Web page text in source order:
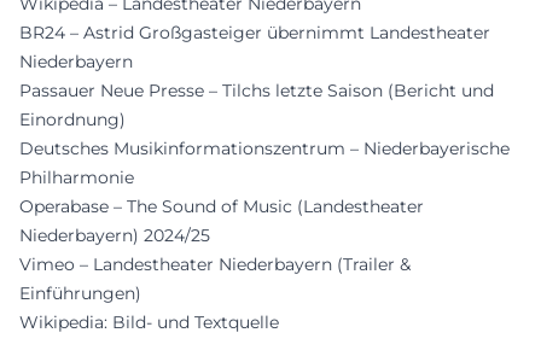
BR24 – Astrid Großgasteiger übernimmt Landestheater
Niederbayern
Passauer Neue Presse – Tilchs letzte Saison (Bericht und
Einordnung)
Deutsches Musikinformationszentrum – Niederbayerische
Philharmonie
Operabase – The Sound of Music (Landestheater
Niederbayern) 2024/25
Vimeo – Landestheater Niederbayern (Trailer &
Einführungen)
Wikipedia: Bild- und Textquelle